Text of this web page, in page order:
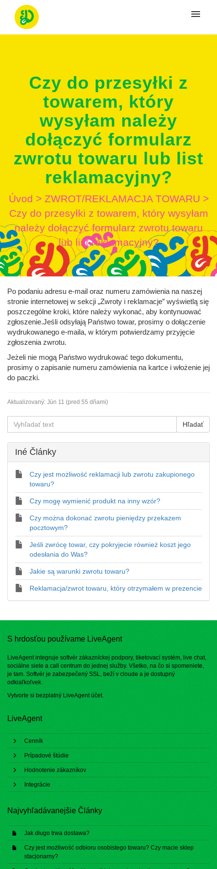
Prihlásenie
Czy do przesyłki z
towarem, który
wysyłam należy
dołączyć formularz
zwrotu towaru lub list
reklamacyjny?
Úvod > ZWROT/REKLAMACJA TOWARU >
Czy do przesyłki z towarem, który wysyłam
należy dołączyć formularz zwrotu towaru
lub list reklamacyjny?
Po podaniu adresu e-mail oraz numeru zamówienia na naszej
stronie internetowej w sekcji „Zwroty i reklamacje” wyświetlą się
poszczególne kroki, które należy wykonać, aby kontynuować
zgłoszenie.Jeśli odsyłają Państwo towar, prosimy o dołączenie
wydrukowanego e-maila, w którym potwierdzamy przyjęcie
zgłoszenia zwrotu.
Jeżeli nie mogą Państwo wydrukować tego dokumentu,
prosimy o zapisanie numeru zamówienia na kartce i włożenie jej
do paczki.
Aktualizovaný: Jún 11 (pred 55 dňami)
Iné Články
Czy jest możliwość reklamacji lub zwrotu zakupionego
towaru?
Czy mogę wymienić produkt na inny wzór?
Czy można dokonać zwrotu pieniędzy przekazem
pocztowym?
Jeśli zwrócę towar, czy pokryjecie również koszt jego
odesłania do Was?
Jakie są warunki zwrotu towaru?
Reklamacja/zwrot towaru, który otrzymałem w prezencie
S hrdosťou používame LiveAgent
LiveAgent integruje softvér zákazníckej podpory, tiketovací systém, live chat,
sociálne siete a call centrum do jednej služby. Všetko, na čo si spomeniete,
je tam. Softvér je zabezpečený SSL, beží v cloude a je dostupný
odkiaľkoľvek.
Vytvorte si bezplatný LiveAgent účet.
LiveAgent
Cenník
Prípadové štúdie
Hodnotenie zákazníkov
Integrácie
Najvyhľadávanejšie Články
Jak długo trwa dostawa?
Czy jest możliwość odbioru osobistego towaru? Czy macie sklep
stacjonarny?